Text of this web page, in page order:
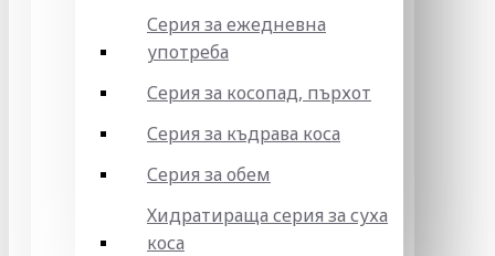
Серия за ежедневна
употреба
Серия за косопад, пърхот
Серия за къдрава коса
Серия за обем
Хидратираща серия за суха
коса